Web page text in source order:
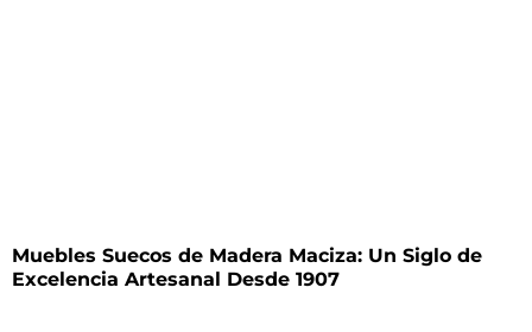
Muebles Suecos de Madera Maciza: Un Siglo de
Excelencia Artesanal Desde 1907